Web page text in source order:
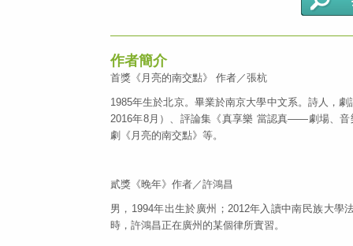
作者簡介
首獎《月亮的南交點》 作者／張杭
1985年生於北京。畢業於南京大學中文系。詩人，
2016年8月）、評論集《真享樂 當認真——劇場、音
劇《月亮的南交點》等。
貳獎《晚年》作者／許鴻昌
男，1994年出生於廣州；2012年入讀中南民族大
時，許鴻昌正在廣州的某個律所實習。